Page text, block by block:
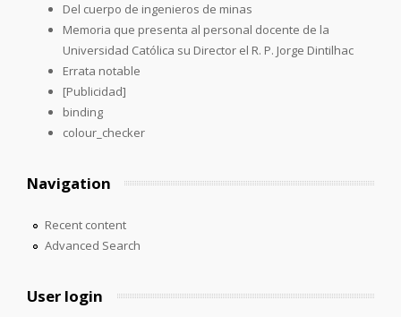
Del cuerpo de ingenieros de minas
Memoria que presenta al personal docente de la
Universidad Católica su Director el R. P. Jorge Dintilhac
Errata notable
[Publicidad]
binding
colour_checker
Navigation
Recent content
Advanced Search
User login